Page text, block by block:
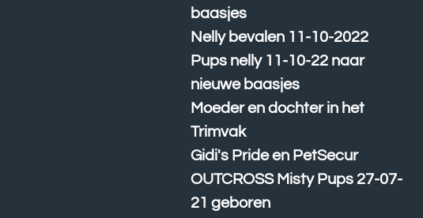
baasjes
Nelly bevalen 11-10-2022
Pups nelly 11-10-22 naar
nieuwe baasjes
Moeder en dochter in het
Trimvak
Gidi's Pride en PetSecur
OUTCROSS Misty Pups 27-07-
21 geboren